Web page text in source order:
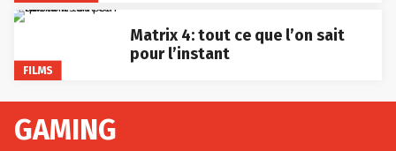
FILMS
Matrix 4: tout ce que l’on sait
pour l’instant
GAMING